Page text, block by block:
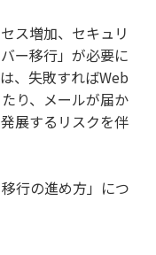
ス増加、セキュリ
ー移行」が必要に
、失敗すればWeb
り、メールが届か
展するリスクを伴
行の進め方」につ